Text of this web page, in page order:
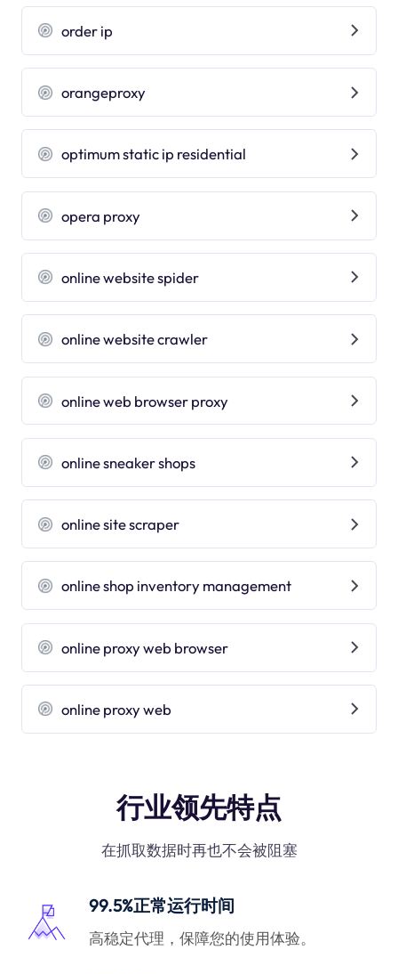
order ip
orangeproxy
optimum static ip residential
opera proxy
online website spider
online website crawler
online web browser proxy
online sneaker shops
online site scraper
online shop inventory management
online proxy web browser
online proxy web
行业领先特点
在抓取数据时再也不会被阻塞
99.5%正常运行时间
高稳定代理，保障您的使用体验。